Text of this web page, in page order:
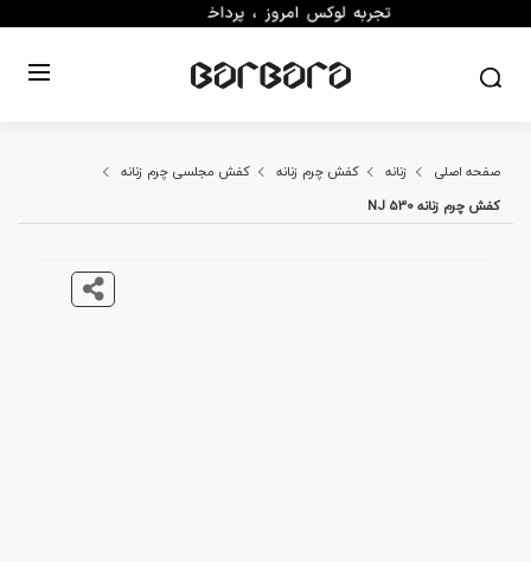
صفحه اصلی زنانه کفش چرم زنانه
کفش مجلسی چرم زنانه
کفش چرم زنانه NJ 530